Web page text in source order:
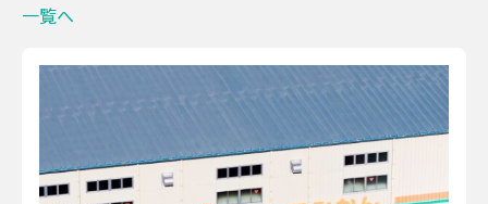
一覧へ